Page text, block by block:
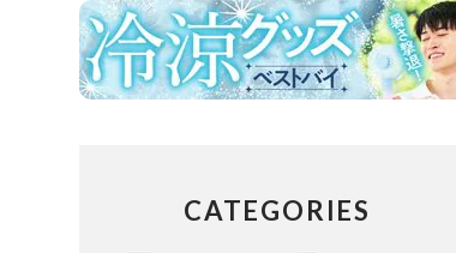
CATEGORIES